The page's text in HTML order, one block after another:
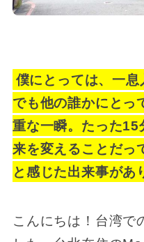
僕にとっては、一息
でも他の誰かにとっ
重な一瞬。たった15
来を変えることだっ
と感じた出来事があ
こんにちは！台湾で